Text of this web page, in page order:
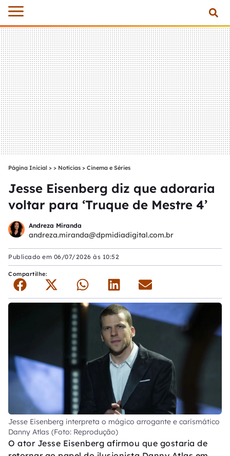
Página Inicial > Notícias > Cinema e Séries
Jesse Eisenberg diz que adoraria
voltar para ‘Truque de Mestre 4’
Andreza Miranda
andreza.miranda@dpmidiadigital.com.br
Publicado em 06/07/2026 às 10:52
Compartilhe:
Jesse Eisenberg interpreta o mágico arrogante e carismático
Danny Atlas (Foto: Reprodução)
O ator Jesse Eisenberg afirmou que gostaria de